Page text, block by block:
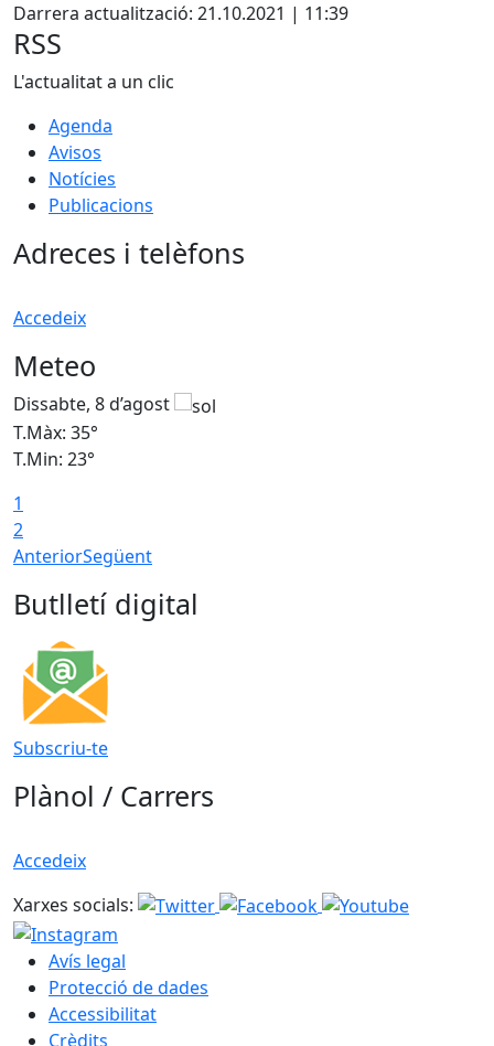
Darrera actualització: 21.10.2021 | 11:39
RSS
L'actualitat a un clic
Agenda
Avisos
Notícies
Publicacions
Adreces i telèfons
Accedeix
Meteo
Dissabte, 8 d’agost
T.Màx: 35°
T.Min: 23°
1
2
AnteriorSegüent
Butlletí digital
Subscriu-te
Plànol / Carrers
Accedeix
Xarxes socials:
Avís legal
Protecció de dades
Accessibilitat
Crèdits